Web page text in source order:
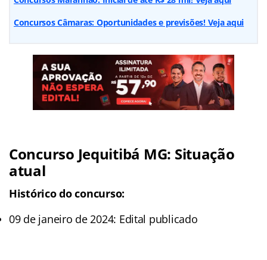
Concursos Câmaras: Oportunidades e previsões! Veja aqui
Concurso Jequitibá MG: Situação
atual
Histórico do concurso:
09 de janeiro de 2024: Edital publicado